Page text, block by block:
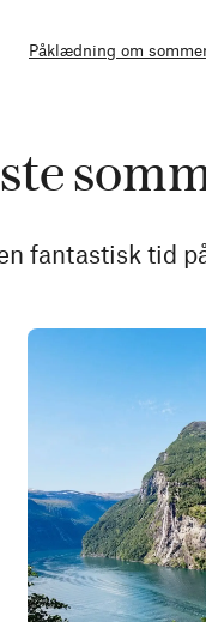
Påklædning om
fantastisk tid